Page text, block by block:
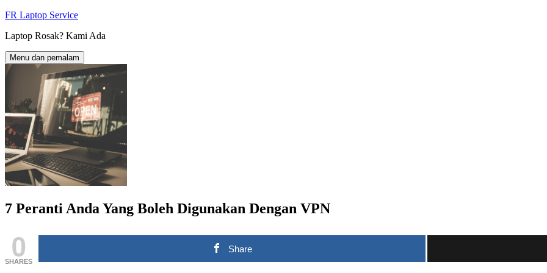
Langkau
kandungan
FR Laptop Service
Laptop Rosak? Kami Ada
Menu dan pemalam
7 Peranti Anda Yang Boleh Digunakan Dengan VPN
0
SHARES
Share